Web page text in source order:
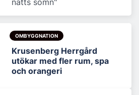
OMBYGGNATION
Krusenberg Herrgård
utökar med fler rum, spa
och orangeri